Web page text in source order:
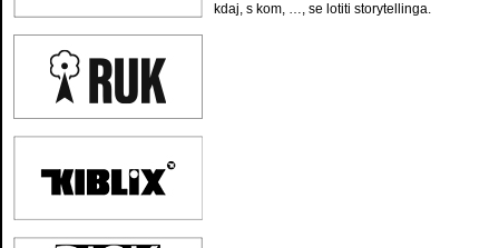
kdaj, s kom, …, se lotiti storytellinga.